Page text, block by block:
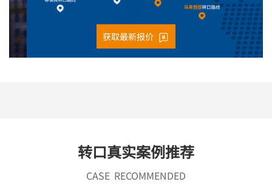
获取最新报价
转口真实案例推荐
CASE RECOMMENDED